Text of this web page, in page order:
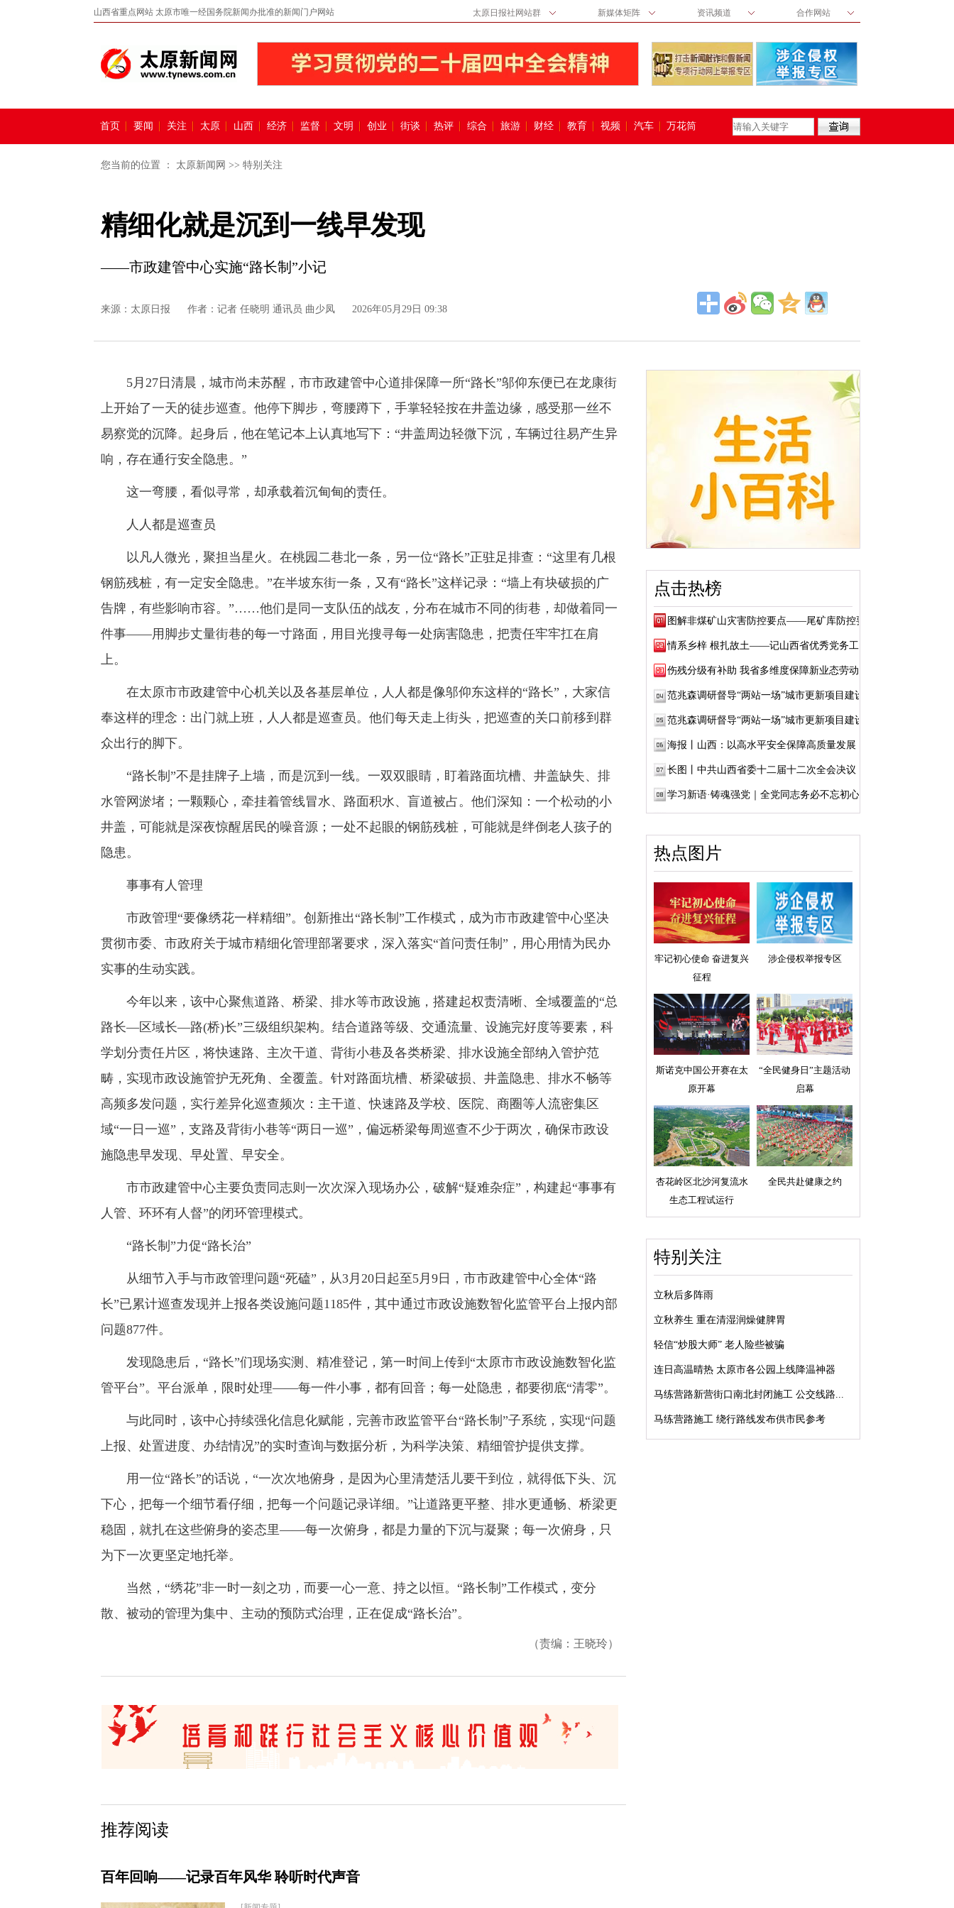
山西省重点网站 太原市唯一经国务院新闻办批准的新闻门户网站 太原日报社网站群 新媒体矩阵 资讯频道 合作网站
首页 要闻 关注 太原 山西 经济 监督 文明 创业 街谈 热评 综合 旅游 财经 教育 视频 汽车 万花筒
您当前的位置 ： 太原新闻网 >> 特别关注
精细化就是沉到一线早发现
——市政建管中心实施“路长制”小记
来源： 太原日报 作者：记者 任晓明 通讯员 曲少凤 2026年05月29日 09:38
5月27日清晨，城市尚未苏醒，市市政建管中心道排保障一所“路长”邬仰东便已在龙康街
上开始了一天的徒步巡查。他停下脚步，弯腰蹲下，手掌轻轻按在井盖边缘，感受那一丝不
易察觉的沉降。起身后，他在笔记本上认真地写下：“井盖周边轻微下沉，车辆过往易产生异
响，存在通行安全隐患。”
这一弯腰，看似寻常，却承载着沉甸甸的责任。
人人都是巡查员
以凡人微光，聚担当星火。在桃园二巷北一条，另一位“路长”正驻足排查：“这里有几根
钢筋残桩，有一定安全隐患。”在半坡东街一条，又有“路长”这样记录：“墙上有块破损的广
告牌，有些影响市容。”……他们是同一支队伍的战友，分布在城市不同的街巷，却做着同一
件事——用脚步丈量街巷的每一寸路面，用目光搜寻每一处病害隐患，把责任牢牢扛在肩
上。
在太原市市政建管中心机关以及各基层单位，人人都是像邬仰东这样的“路长”，大家信
奉这样的理念：出门就上班，人人都是巡查员。他们每天走上街头，把巡查的关口前移到群
众出行的脚下。
“路长制”不是挂牌子上墙，而是沉到一线。一双双眼睛，盯着路面坑槽、井盖缺失、排
水管网淤堵；一颗颗心，牵挂着管线冒水、路面积水、盲道被占。他们深知：一个松动的小
井盖，可能就是深夜惊醒居民的噪音源；一处不起眼的钢筋残桩，可能就是绊倒老人孩子的
隐患。
事事有人管理
市政管理“要像绣花一样精细”。创新推出“路长制”工作模式，成为市市政建管中心坚决
贯彻市委、市政府关于城市精细化管理部署要求，深入落实“首问责任制”，用心用情为民办
实事的生动实践。
今年以来，该中心聚焦道路、桥梁、排水等市政设施，搭建起权责清晰、全域覆盖的“总
路长—区域长—路(桥)长”三级组织架构。结合道路等级、交通流量、设施完好度等要素，科
学划分责任片区，将快速路、主次干道、背街小巷及各类桥梁、排水设施全部纳入管护范
畴，实现市政设施管护无死角、全覆盖。针对路面坑槽、桥梁破损、井盖隐患、排水不畅等
高频多发问题，实行差异化巡查频次：主干道、快速路及学校、医院、商圈等人流密集区
域“一日一巡”，支路及背街小巷等“两日一巡”，偏远桥梁每周巡查不少于两次，确保市政设
施隐患早发现、早处置、早安全。
市市政建管中心主要负责同志则一次次深入现场办公，破解“疑难杂症”，构建起“事事有
人管、环环有人督”的闭环管理模式。
“路长制”力促“路长治”
从细节入手与市政管理问题“死磕”，从3月20日起至5月9日，市市政建管中心全体“路
长”已累计巡查发现并上报各类设施问题1185件，其中通过市政设施数智化监管平台上报内部
问题877件。
发现隐患后，“路长”们现场实测、精准登记，第一时间上传到“太原市市政设施数智化监
管平台”。平台派单，限时处理——每一件小事，都有回音；每一处隐患，都要彻底“清零”。
与此同时，该中心持续强化信息化赋能，完善市政监管平台“路长制”子系统，实现“问题
上报、处置进度、办结情况”的实时查询与数据分析，为科学决策、精细管护提供支撑。
用一位“路长”的话说，“一次次地俯身，是因为心里清楚活儿要干到位，就得低下头、沉
下心，把每一个细节看仔细，把每一个问题记录详细。”让道路更平整、排水更通畅、桥梁更
稳固，就扎在这些俯身的姿态里——每一次俯身，都是力量的下沉与凝聚；每一次俯身，只
为下一次更坚定地托举。
当然，“绣花”非一时一刻之功，而要一心一意、持之以恒。“路长制”工作模式，变分
散、被动的管理为集中、主动的预防式治理，正在促成“路长治”。
（责编：王晓玲）
推荐阅读
百年回响——记录百年风华 聆听时代声音
点击热榜
图解非煤矿山灾害防控要点——尾矿库防控要点
情系乡梓 根扎故土——记山西省优秀党务工作...
伤残分级有补助 我省多维度保障新业态劳动者...
范兆森调研督导“两站一场”城市更新项目建设
范兆森调研督导“两站一场”城市更新项目建设
海报丨山西：以高水平安全保障高质量发展
长图丨中共山西省委十二届十二次全会决议
学习新语·铸魂强党｜全党同志务必不忘初心、...
热点图片
牢记初心使命 奋进复兴
征程
涉企侵权举报专区
斯诺克中国公开赛在太
原开幕
“全民健身日”主题活动
启幕
杏花岭区北沙河复流水
生态工程试运行
全民共赴健康之约
特别关注
立秋后多阵雨
立秋养生 重在清湿润燥健脾胃
轻信“炒股大师” 老人险些被骗
连日高温晴热 太原市各公园上线降温神器
马练营路新营街口南北封闭施工 公交线路...
马练营路施工 绕行路线发布供市民参考